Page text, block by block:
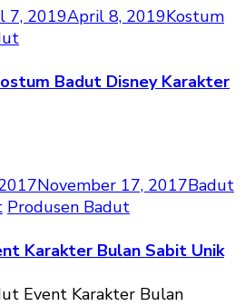
7, 2019April 8, 2019Kostum
Badut Disney Karakter
November 17, 2017Badut
Produsen Badut
Karakter Bulan Sabit Unik